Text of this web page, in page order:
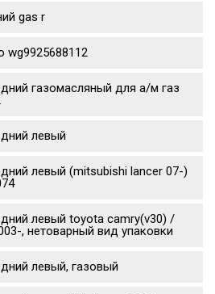
gas r
wg9925688112
газомасляный для а/м газ
левый
левый (mitsubishi lancer 07-)
левый toyota camry(v30) /
, нетоварный вид упаковки
левый, газовый